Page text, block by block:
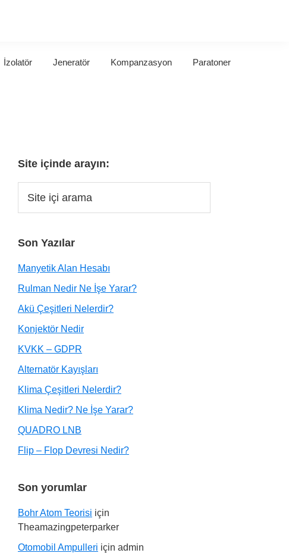
İzolatör Jeneratör Kompanzasyon Paratoner
Site içinde arayın:
Son Yazılar
Manyetik Alan Hesabı
Rulman Nedir Ne İşe Yarar?
Akü Çeşitleri Nelerdir?
Konjektör Nedir
KVKK – GDPR
Alternatör Kayışları
Klima Çeşitleri Nelerdir?
Klima Nedir? Ne İşe Yarar?
QUADRO LNB
Flip – Flop Devresi Nedir?
Son yorumlar
Bohr Atom Teorisi için
Theamazingpeterparker
Otomobil Ampulleri için admin